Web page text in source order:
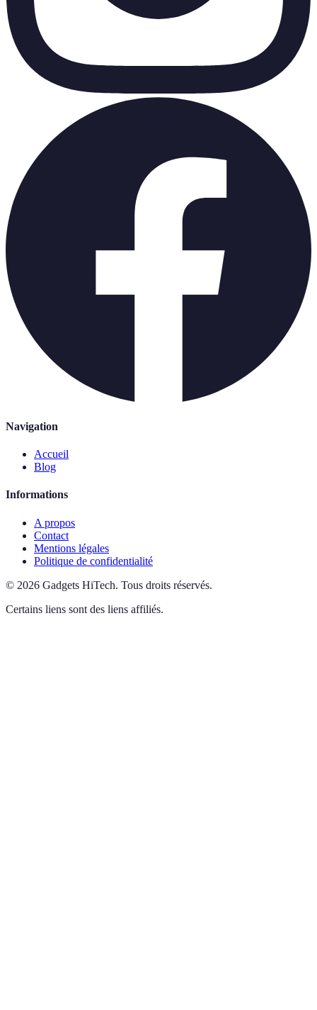
Navigation
Accueil
Blog
Informations
A propos
Contact
Mentions légales
Politique de confidentialité
© 2026 Gadgets HiTech. Tous droits réservés.
Certains liens sont des liens affiliés.